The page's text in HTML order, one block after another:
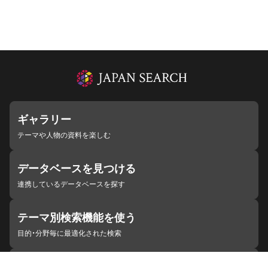
ギャラリー
テーマや人物の資料を楽しむ
データベースを見つける
連携しているデータベースを探す
テーマ別検索機能を使う
目的・分野毎に最適化された検索